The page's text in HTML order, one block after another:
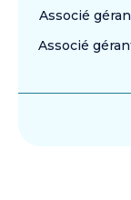
Associé
Associé